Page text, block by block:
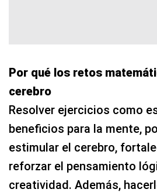
Por qué los retos
cerebro
Resolver ejercicios como
beneficios para la mente,
estimular el cerebro,
reforzar el pensamiento
creatividad. Además,